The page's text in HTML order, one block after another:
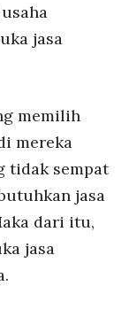
jasa
memilih
mereka
tidak sempat
jasa
dari itu,
jasa